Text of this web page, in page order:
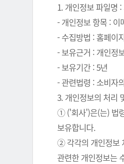
1. 개인정보 파일명
- 개인정보 항목 : 이
- 수집방법 : 홈페이
- 보유근거 : 개인정
- 보유기간 : 5년
- 관련법령 : 소비자
3. 개인정보의 처리
① ('회사')은(는) 법
보유합니다.
② 각각의 개인정보
관련한 개인정보는